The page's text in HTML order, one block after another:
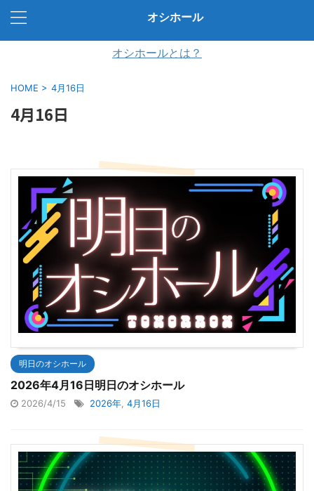
オシホール
オシホールとは？
HOME > 4月16日
4月16日
明日のオシホール
2026年4月16日明日のオシホール
2026/4/15 2026年 4月16日